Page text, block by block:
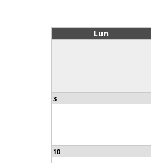
Lun
3
10